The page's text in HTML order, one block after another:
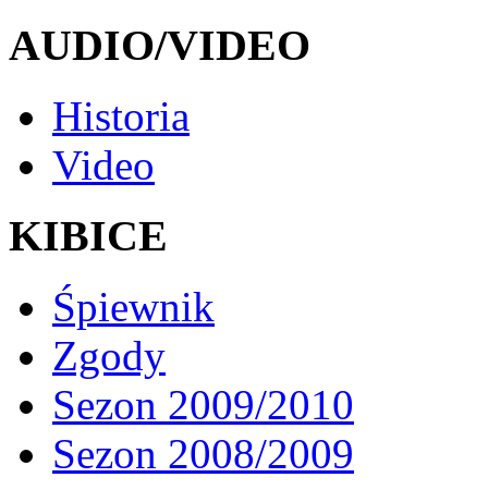
AUDIO/VIDEO
Historia
Video
KIBICE
Śpiewnik
Zgody
Sezon 2009/2010
Sezon 2008/2009